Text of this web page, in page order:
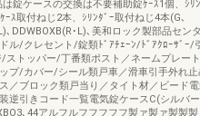
錠ケースの交換は不要補助錠ｹｰｽ1個、ｼﾘ
ｰｽ取付ねじ2本、ｼﾘﾝﾀﾞｰ取付ねじ4本(G､
､DDWBOXB(R･L)､美和ロック製部品セン
ル/クレセント/錠類ﾄﾞｱﾁｪｰﾝ/ﾄﾞｱｸﾛｰｻﾞｰ/
/ストッパー/丁番類ポスト／ネームプレー
プ/カバー/シール類戸車／滑車引手外れ止
／ブロック類戸当り／タイト材／ビード電
逆引きコード一覧電気錠ケースC(シルバ
､44アルフルフフフフフ製ァ製ァ製製製